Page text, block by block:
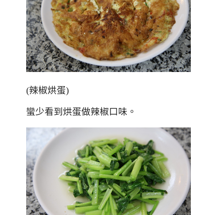
(辣椒烘蛋)
蠻少看到烘蛋做辣椒口味。